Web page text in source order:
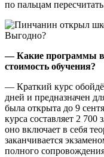
по пальцам
— Какие программы
стоимость обучения?
— Краткий курс
дней и предназначен
была открыта до 9
курса составляет 2
оно включает в себя
заканчивается
полного